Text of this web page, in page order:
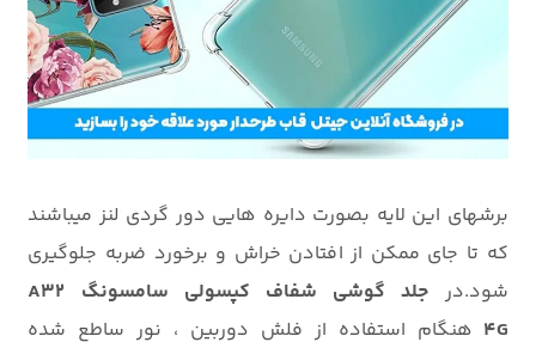
برشهای این لایه بصورت دایره هایی دور گردی لنز میباشند
که تا جای ممکن از افتادن خراش و برخورد ضربه جلوگیری
شود.در
جلد گوشی شفاف کپسولی سامسونگ A32
4G هنگام استفاده از فلش دوربین ، نور ساطع شده